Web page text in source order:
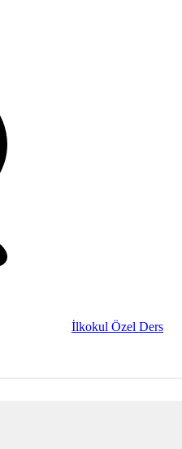
İlkokul Özel Ders